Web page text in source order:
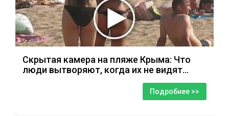
Скрытая камера на пляже Крыма: Что
люди вытворяют, когда их не видят...
Подробнее >>